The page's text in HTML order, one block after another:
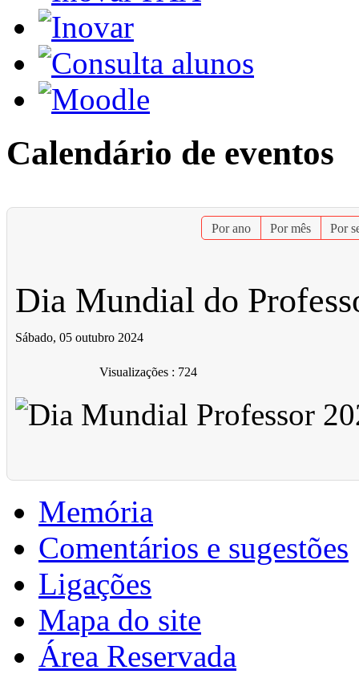
Calendário de eventos
Por ano Por mês Por
Dia Mundial do
Sábado, 05 outubro 2024
Visualizações: 724
Memória
Comentários e sugestões
Ligações
Mapa do site
Área Reservada